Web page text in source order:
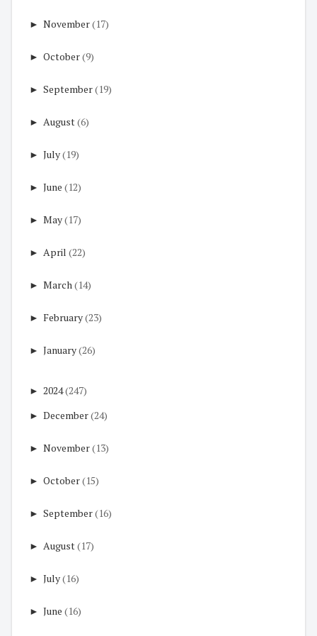
► November(17)
► October(9)
► September(19)
► August(6)
► July(19)
► June (12)
► May(17)
► April (22)
► March(14)
► February(23)
► January(26)
► 2024(247)
► December(24)
► November(13)
► October(15)
► September(16)
► August(17)
► July(16)
► June (16)